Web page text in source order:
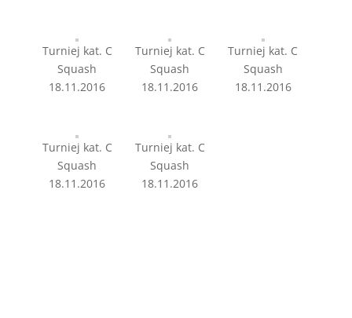
Turniej kat. C
Squash
18.11.2016
Turniej kat. C
Squash
18.11.2016
Turniej kat. C
Squash
18.11.2016
Turniej kat. C
Squash
18.11.2016
Turniej kat. C
Squash
18.11.2016